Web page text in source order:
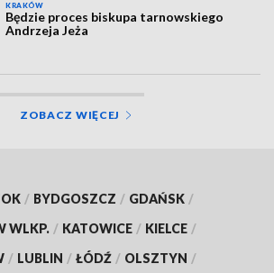
KRAKÓW
Będzie proces biskupa tarnowskiego
Andrzeja Jeża
ZOBACZ WIĘCEJ
/ BYDGOSZCZ / GDAŃSK /
WLKP. / KATOWICE / KIELCE /
/ LUBLIN / ŁÓDŹ / OLSZTYN /